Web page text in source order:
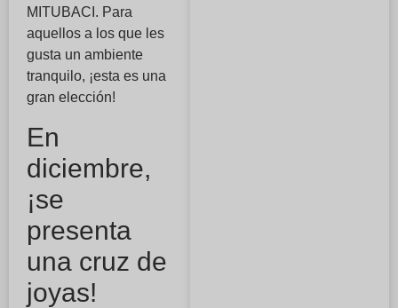
MITUBACI. Para
aquellos a los que les
gusta un ambiente
tranquilo, ¡esta es una
gran elección!
En
diciembre,
¡se
presenta
una cruz de
joyas!